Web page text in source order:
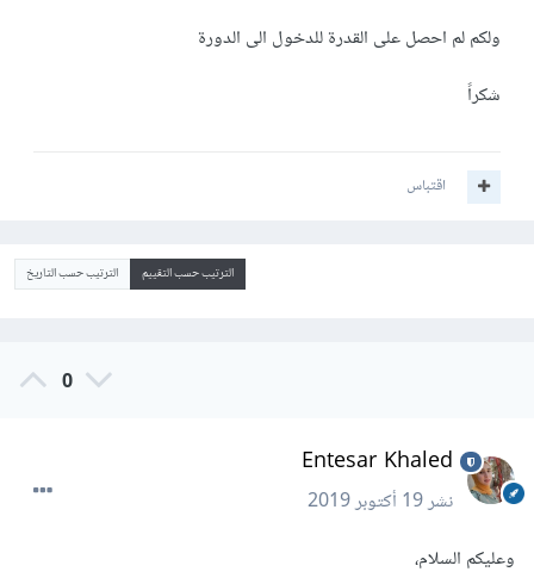
ولكم لم احصل على القدرة للدخول الى الدورة
شكراً
اقتباس
الترتيب حسب التقييم الترتيب حسب التاريخ
0
Entesar Khaled
نشر19 أكتوبر 2019
وعليكم السلام،